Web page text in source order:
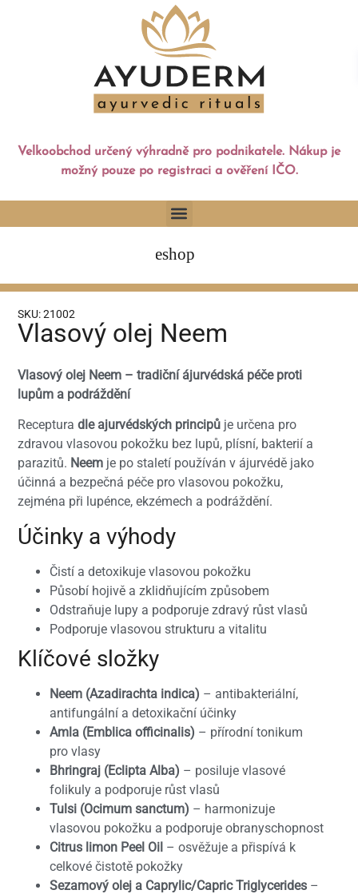
Velkoobchod určený výhradně pro podnikatele. Nákup je
možný pouze po registraci a ověření IČO.
eshop
SKU: 21002
Vlasový olej Neem
Vlasový olej Neem – tradiční ájurvédská péče proti
lupům a podráždění
Recepturadle ajurvédských principů je určena pro
zdravou vlasovou pokožku bez lupů, plísní, bakterií a
parazitů. Neem je po staletí používán v ájurvédě jako
účinná a bezpečná péče pro vlasovou pokožku,
zejména při lupénce, ekzémech a podráždění.
Účinky a výhody
Čistí a detoxikuje vlasovou pokožku
Působí hojivě a zklidňujícím způsobem
Odstraňuje lupy a podporuje zdravý růst vlasů
Podporuje vlasovou strukturu a vitalitu
Klíčové složky
Neem (Azadirachta indica) – antibakteriální,
antifungální a detoxikační účinky
Amla (Emblica officinalis) – přírodní tonikum
pro vlasy
Bhringraj (Eclipta Alba) – posiluje vlasové
folikuly a podporuje růst vlasů
Tulsi (Ocimum sanctum) – harmonizuje
vlasovou pokožku a podporuje obranyschopnost
Citrus limon Peel Oil – osvěžuje a přispívá k
celkové čistotě pokožky
Sezamový olej a Caprylic/Capric Triglycerides –